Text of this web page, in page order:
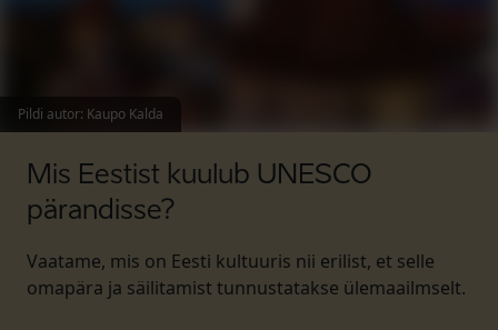
Pildi autor: Kaupo Kalda
Mis Eestist kuulub UNESCO
pärandisse?
Vaatame, mis on Eesti kultuuris nii erilist, et selle
omapära ja säilitamist tunnustatakse ülemaailmselt.